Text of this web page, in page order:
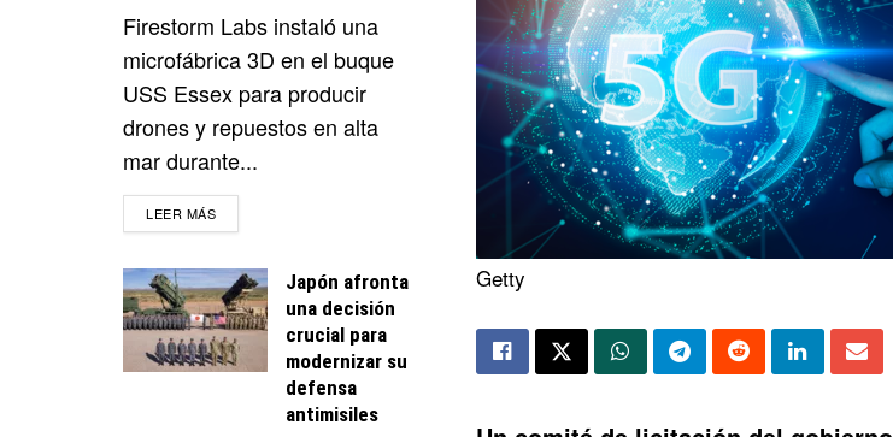
Getty
Firestorm Labs instaló una
microfábrica 3D en el buque
USS Essex para producir
drones y repuestos en alta
mar durante...
LEER MÁSDETAILS
Japón afronta
una decisión
crucial para
modernizar su
defensa
antimisiles